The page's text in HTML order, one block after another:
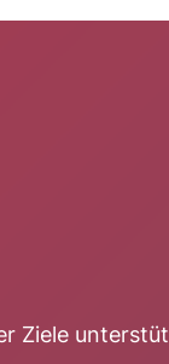
Ziele